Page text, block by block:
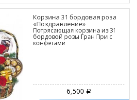
Корзина 31 бордовая роза
«Поздравление»
Потрясающая корзина из 31
бордовой розы Гран При с
конфетами
6,500 Р